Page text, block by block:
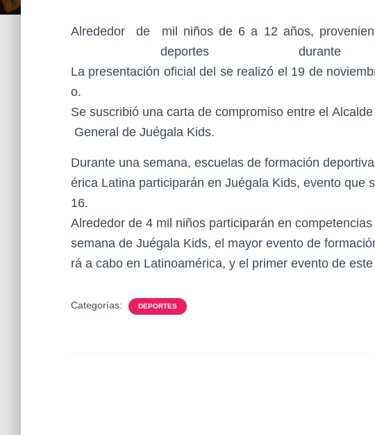
Alrededor de mil niños de 6 a 12 años,
deportes durante
La presentación oficial del se realizó el 19 de
o.
Se suscribió una carta de compromiso entre el
General de Juégala Kids.
Durante una semana, escuelas de formación
érica Latina participarán en Juégala Kids, evento que
16.
Alrededor de 4 mil niños participarán en
semana de Juégala Kids, el mayor evento de
rá a cabo en Latinoamérica, y el primer evento de
Categorías: DEPORTES